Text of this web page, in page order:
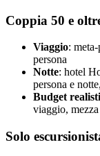
Coppia 50 e
Viaggio:
persona
Notte: hotel
persona e
Budget
viaggio,
Solo